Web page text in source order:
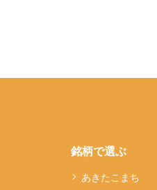
銘柄で選ぶ
あきたこまち